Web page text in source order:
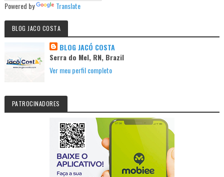
Powered by Translate
BLOG JACO COSTA
BLOG JACÓ COSTA
Serra do Mel, RN, Brazil
Ver meu perfil completo
PATROCINADORES